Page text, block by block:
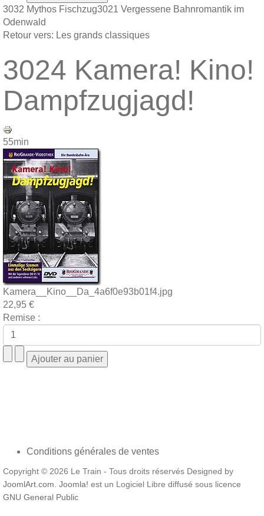
3032 Mythos Fischzug3021 Vergessene Bahnromantik im
Odenwald
Retour vers: Les grands classiques
3024 Kamera! Kino!
Dampfzugjagd!
55min
Kamera__Kino__Da_4a6f0e93b01f4.jpg
22,95 €
Remise :
Conditions générales de ventes
Copyright © 2026 Le Train - Tous droits réservés Designed by
JoomlArt.com. Joomla! est un Logiciel Libre diffusé sous licence
GNU General Public